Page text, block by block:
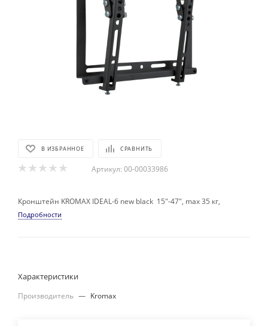
В ИЗБРАННОЕ СРАВНИТЬ
Артикул: 00-00033986
Кронштейн KROMAX IDEAL-6 new black 15"-47", max 35 кг,
Подробности
Характеристики
Производитель — Kromax